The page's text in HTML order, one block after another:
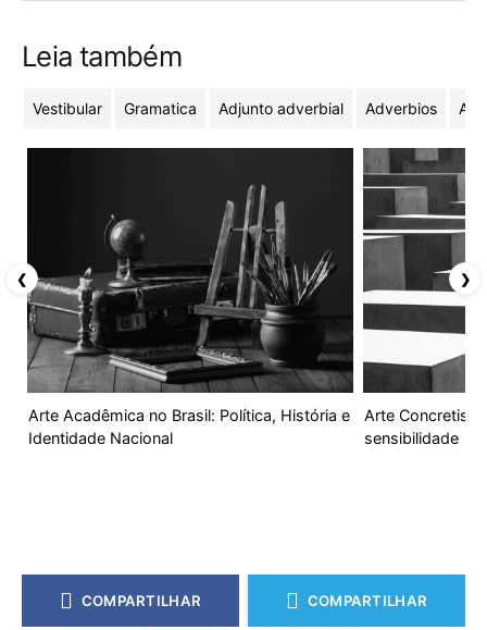
Leia também
Vestibular Gramatica Adjunto adverbial Adverbios
Arte Acadêmica no Brasil: Política, História e
Identidade Nacional
Arte Concretista
sensibilidade
❮ ❯
COMPARTILHAR COMPARTILHAR